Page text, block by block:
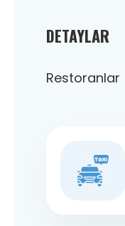
DETAYLAR
Restoranlar